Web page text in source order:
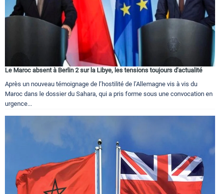
Le Maroc absent à Berlin 2 sur la Libye, les tensions toujours d'actualité
Après un nouveau témoignage de l’hostilité de l’Allemagne vis à vis du
Maroc dans le dossier du Sahara, qui a pris forme sous une convocation en
urgence...